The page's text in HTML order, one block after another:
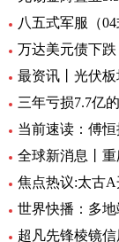
八五式军服（04
三年亏损7.7亿
当前速读：傅
全球新消息丨
世界快播：多